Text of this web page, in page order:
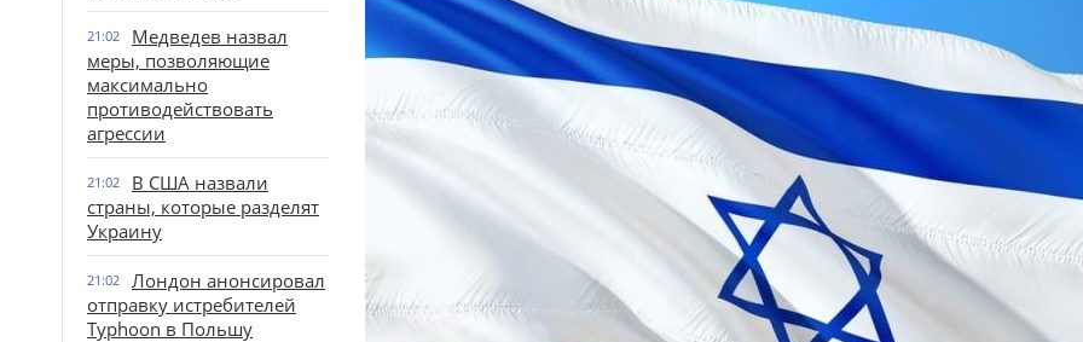
21:02
Медведев назвал
меры, позволяющие
максимально
противодействовать
агрессии
21:02
В США назвали
страны, которые разделят
Украину
21:02
Лондон анонсировал
отправку истребителей
Typhoon в Польшу